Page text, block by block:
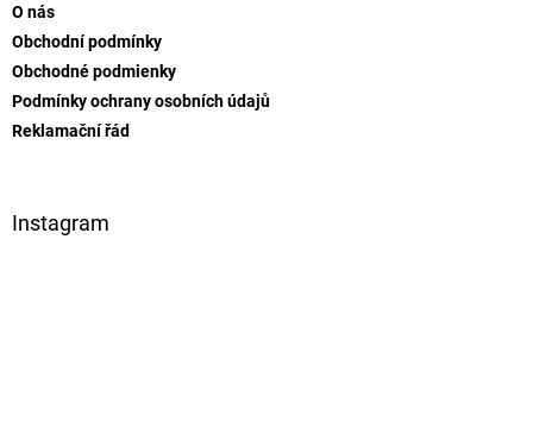
v
O nás
Obchodní podmínky
Obchodné podmienky
Podmínky ochrany osobních údajů
Reklamační řád
Instagram